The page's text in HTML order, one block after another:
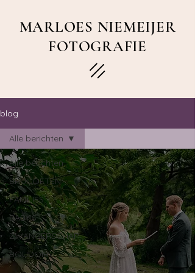
MARLOES NIEMEIJER
FOTOGRAFIE
blog
Alle berichten
BRUILOFTEN
FAMILIES
BABY'S
ZWANGERSCHAP
BOUDOIR
Alle berichten